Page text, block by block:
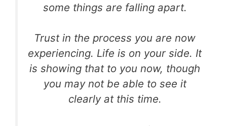
some things are falling apart.
Trust in the process you are now
experiencing. Life is on your side. It
is showing that to you now, though
you may not be able to see it
clearly at this time.